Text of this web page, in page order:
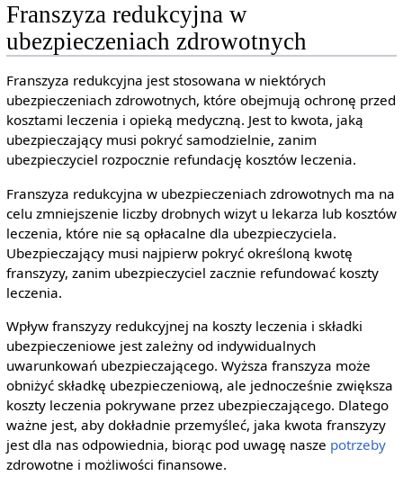
Franszyza redukcyjna w
ubezpieczeniach zdrowotnych
Franszyza redukcyjna jest stosowana w niektórych
ubezpieczeniach zdrowotnych, które obejmują ochronę przed
kosztami leczenia i opieką medyczną. Jest to kwota, jaką
ubezpieczający musi pokryć samodzielnie, zanim
ubezpieczyciel rozpocznie refundację kosztów leczenia.
Franszyza redukcyjna w ubezpieczeniach zdrowotnych ma na
celu zmniejszenie liczby drobnych wizyt u lekarza lub kosztów
leczenia, które nie są opłacalne dla ubezpieczyciela.
Ubezpieczający musi najpierw pokryć określoną kwotę
franszyzy, zanim ubezpieczyciel zacznie refundować koszty
leczenia.
Wpływ franszyzy redukcyjnej na koszty leczenia i składki
ubezpieczeniowe jest zależny od indywidualnych
uwarunkowań ubezpieczającego. Wyższa franszyza może
obniżyć składkę ubezpieczeniową, ale jednocześnie zwiększa
koszty leczenia pokrywane przez ubezpieczającego. Dlatego
ważne jest, aby dokładnie przemyśleć, jaka kwota franszyzy
jest dla nas odpowiednia, biorąc pod uwagę nasze potrzeby
zdrowotne i możliwości finansowe.